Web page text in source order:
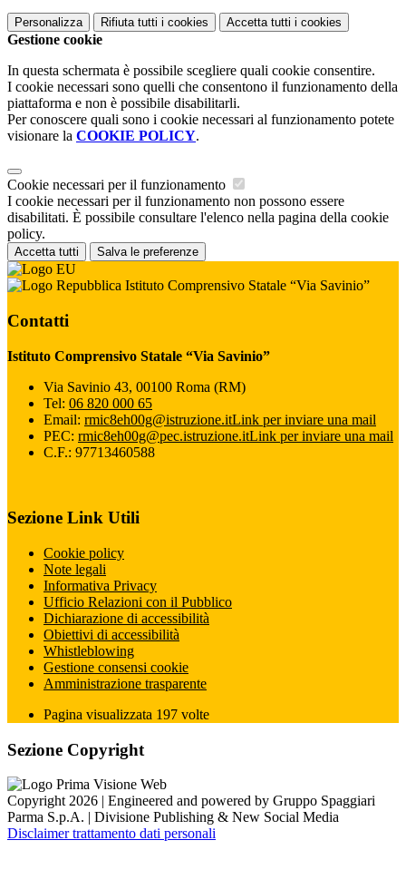
Personalizza Rifiuta tutti i cookies Accetta tutti i cookies
Gestione cookie
In questa schermata è possibile scegliere quali cookie consentire.
I cookie necessari sono quelli che consentono il funzionamento della
piattaforma e non è possibile disabilitarli.
Per conoscere quali sono i cookie necessari al funzionamento potete
visionare la COOKIE POLICY.
Cookie necessari per il funzionamento
I cookie necessari per il funzionamento non possono essere
disabilitati. È possibile consultare l'elenco nella pagina della cookie
policy.
Accetta tutti Salva le preferenze
Istituto Comprensivo Statale “Via Savinio”
Contatti
Istituto Comprensivo Statale “Via Savinio”
Via Savinio 43, 00100 Roma (RM)
Tel: 06 820 000 65
Email: rmic8eh00g@istruzione.itLink per inviare una mail
PEC: rmic8eh00g@pec.istruzione.itLink per inviare una mail
C.F.: 97713460588
Sezione Link Utili
Cookie policy
Note legali
Informativa Privacy
Ufficio Relazioni con il Pubblico
Dichiarazione di accessibilità
Obiettivi di accessibilità
Whistleblowing
Gestione consensi cookie
Amministrazione trasparente
Pagina visualizzata 197 volte
Sezione Copyright
Copyright 2026 | Engineered and powered by Gruppo Spaggiari
Parma S.p.A. | Divisione Publishing & New Social Media
Disclaimer trattamento dati personali